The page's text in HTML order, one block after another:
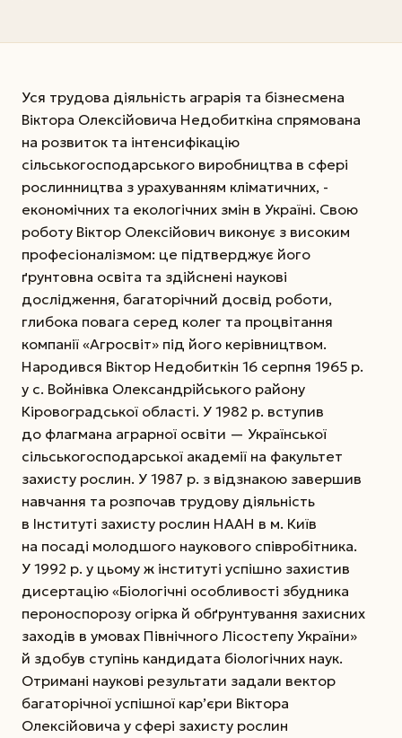
Уся трудова діяльність аграрія та бізнесмена
Віктора Олексійовича Недобит­кіна спря­мована
на розвиток та інтен­сифікацію
сільськогосподарського виробництва в сфері
рослинництва з урахуванням кліматичних, ­
економічних та екологічних змін в Україні. Свою
роботу ­Віктор Олексійович виконує з високим
професіоналізмом: це підтверджує його
ґрунтовна освіта та здійснені наукові
дослідження, багаторічний досвід роботи,
глибока повага серед колег та процвітання
компанії «Агросвіт» під його керівництвом.
Народився Віктор Недобиткін 16 серпня 1965 р.
у с. Войнівка Олександрійського району
Кіровоградської області. У 1982 р. вступив
до флагмана аграрної освіти — Української
сільськогосподарської академії на факультет
захисту рослин. У 1987 р. з відзнакою завершив
навчання та розпочав трудову діяльність
в Інституті захисту рослин НААН в м. Київ
на посаді молодшого наукового співробітника.
У 1992 р. у цьому ж інституті успішно захистив
дисертацію «Біологічні особливості збудника
пероноспорозу огірка й обґрунтування захисних
заходів в умовах Північного Лісостепу України»
й здобув ступінь кандидата біологічних наук.
Отримані наукові результати задали вектор
багаторічної успішної кар’єри Віктора
Олексійовича у сфері захисту рослин